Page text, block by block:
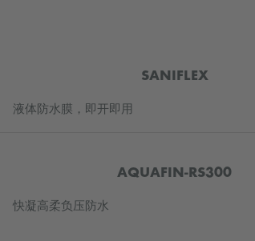
SANIFLEX
液体防水膜，即开即用
AQUAFIN-RS300
快凝高柔负压防水